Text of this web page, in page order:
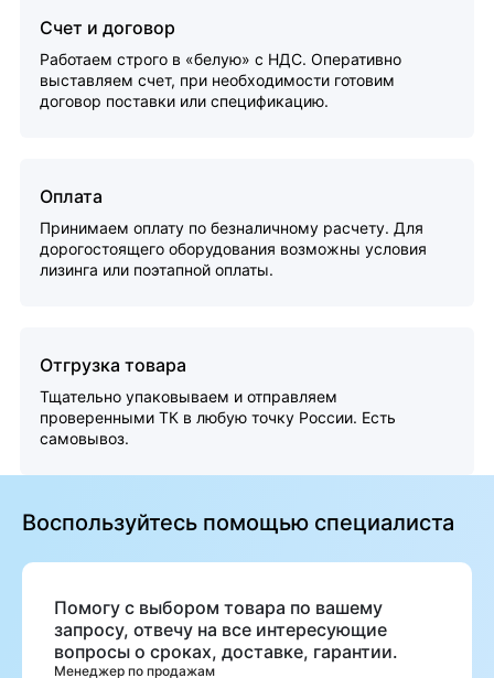
Счет и договор
Работаем строго в «белую» с НДС. Оперативно
выставляем счет, при необходимости готовим
договор поставки или спецификацию.
Оплата
Принимаем оплату по безналичному расчету. Для
дорогостоящего оборудования возможны условия
лизинга или поэтапной оплаты.
Отгрузка товара
Тщательно упаковываем и отправляем
проверенными ТК в любую точку России. Есть
самовывоз.
Воспользуйтесь помощью специалиста
Помогу с выбором товара по вашему
запросу, отвечу на все интересующие
вопросы о сроках, доставке, гарантии.
Менеджер по продажам